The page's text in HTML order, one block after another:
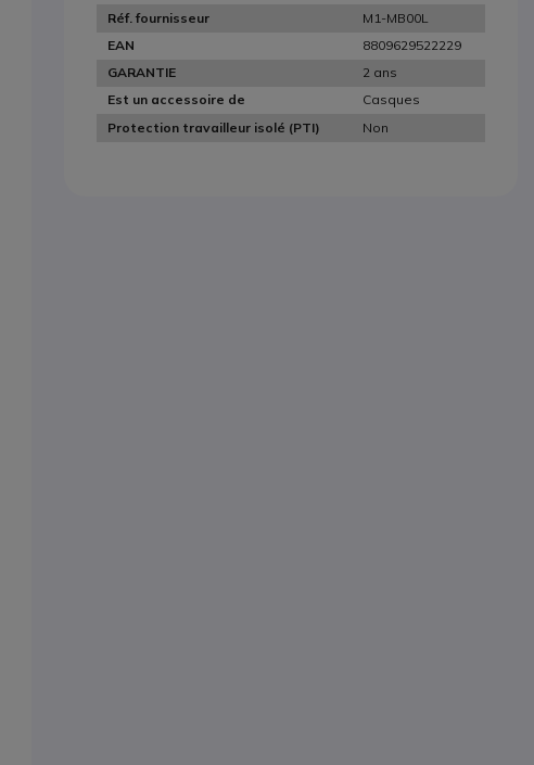
Réf. fournisseur
M1-MB00L
EAN
8809629522229
GARANTIE
2 ans
Est un accessoire de
Casques
Protection travailleur isolé (PTI)
Non